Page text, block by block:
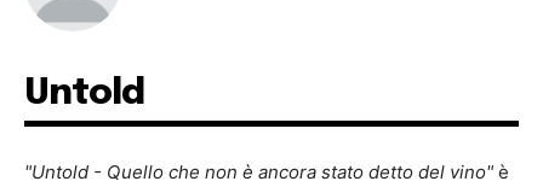
Untold
"Untold - Quello che non è ancora stato detto del vino" è